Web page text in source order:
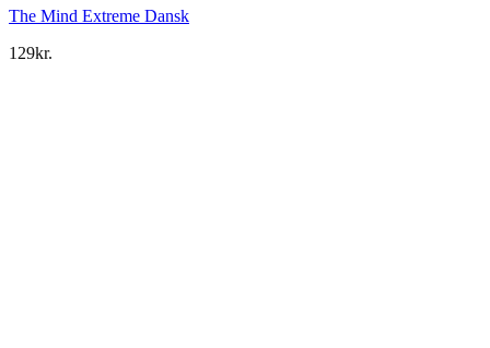
The Mind Extreme Dansk
129kr.